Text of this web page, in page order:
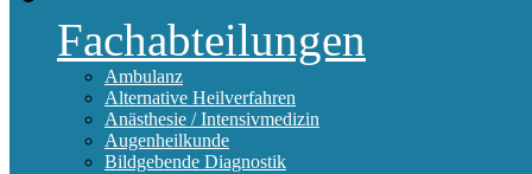
Fachabteilungen
Ambulanz
Alternative Heilverfahren
Anästhesie / Intensivmedizin
Augenheilkunde
Bildgebende Diagnostik